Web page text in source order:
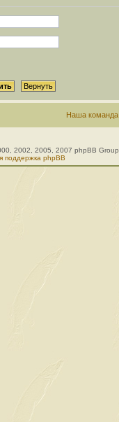
Наша команда
2002, 2005, 2007 phpBB Group
поддержка phpBB